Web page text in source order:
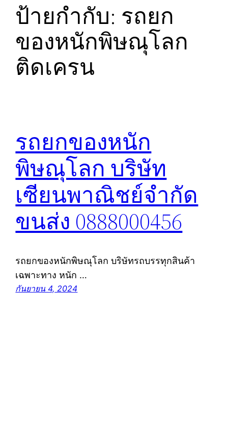
ป้ายกำกับ: รถยก
ของหนักพิษณุโลก
ติดเครน
รถยกของหนัก
พิษณุโลก บริษัท
เซียนพาณิชย์จำกัด
ขนส่ง 0888000456
รถยกของหนักพิษณุโลก บริษัทรถบรรทุกสินค้า
เฉพาะทาง หนัก …
กันยายน 4, 2024